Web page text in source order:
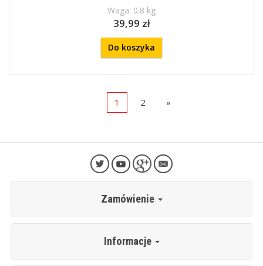
Waga: 0.8 kg
39,99 zł
Do koszyka
1 2 »
Zamówienie
Informacje